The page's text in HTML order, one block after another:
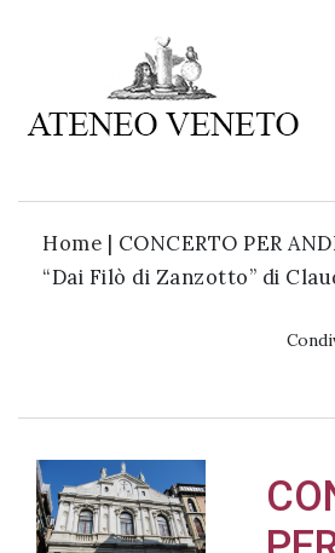
Home | CONCERTO PER
“Dai Filò di Zanzotto” di
Ateneo
è
cultura